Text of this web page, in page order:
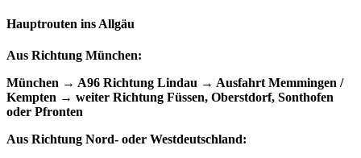
Hauptrouten ins Allgäu
Aus Richtung München:
München → A96 Richtung Lindau → Ausfahrt Memmingen /
Kempten → weiter Richtung Füssen, Oberstdorf, Sonthofen
oder Pfronten
Aus Richtung Nord- oder Westdeutschland: